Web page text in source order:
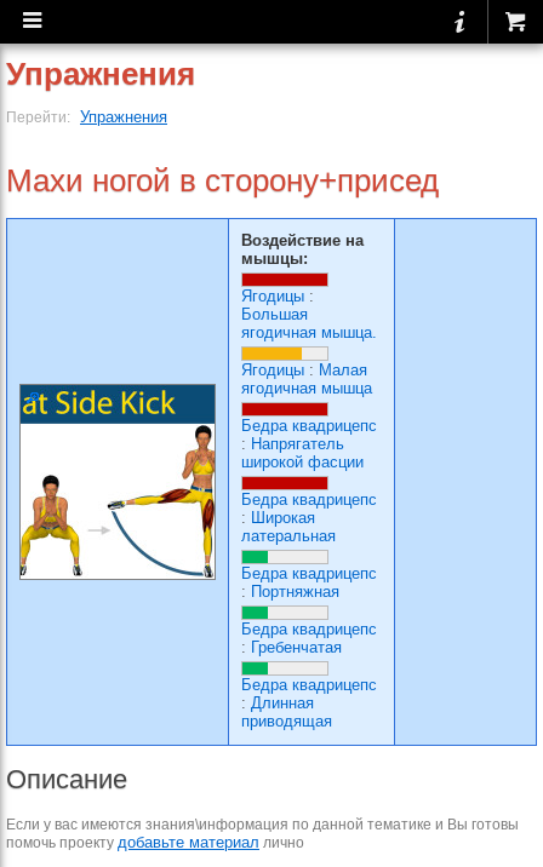
Упражнения
Перейти: Упражнения
Махи ногой в сторону+присед
Воздействие на
мышцы:
Ягодицы :
Большая
ягодичная мышца.
Ягодицы : Малая
ягодичная мышца
Бедра квадрицепс
: Напрягатель
широкой фасции
Бедра квадрицепс
: Широкая
латеральная
Бедра квадрицепс
: Портняжная
Бедра квадрицепс
: Гребенчатая
Бедра квадрицепс
: Длинная
приводящая
Описание
Если у вас имеются знания\информация по данной тематике и Вы готовы
помочь проекту добавьте материал лично